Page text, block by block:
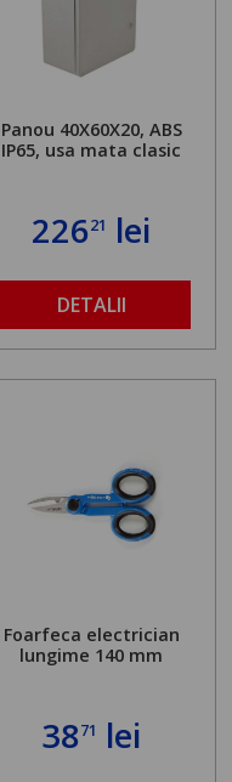
Panou 40X60X20, ABS
IP65, usa mata clasic
22621 lei
DETALII
Foarfeca electrician
lungime 140 mm
3871 lei